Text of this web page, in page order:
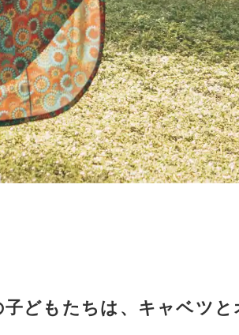
どもたちは、キャベツ